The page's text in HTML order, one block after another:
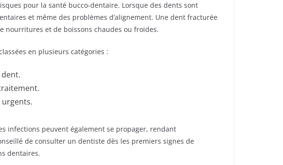
pour la santé bucco-dentaire. Lorsque des dents sont
et même des problèmes d’alignement. Une dent fracturée
nourritures et de boissons chaudes ou froides.
en plusieurs catégories :
infections peuvent également se propager, rendant
de consulter un dentiste dès les premiers signes de
dentaires.